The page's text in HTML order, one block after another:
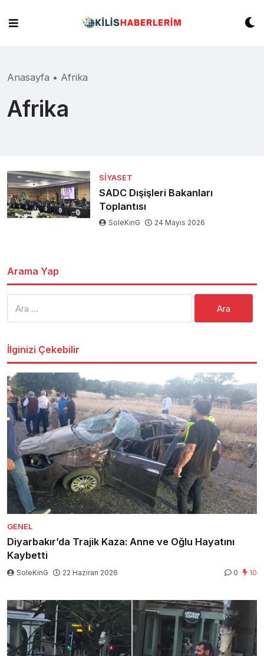
content
Anasayfa • Afrika
Afrika
SIYASET
SADC Dışişleri Bakanları
Toplantısı
SoleKinG 24 Mayıs 2026
Arama Yap
İlginizi Çekebilir
GENEL
Diyarbakır’da Trajik Kaza: Anne ve Oğlu Hayatını
Kaybetti
SoleKinG 22 Haziran 2026 0 10